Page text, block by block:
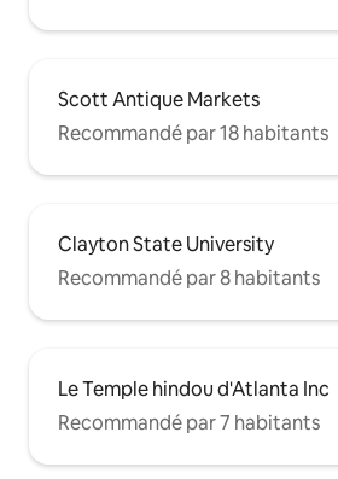
Scott Antique Markets
Recommandé par 18 habitants
Clayton State University
Recommandé par 8 habitants
Le Temple hindou d'Atlanta Inc
Recommandé par 7 habitants